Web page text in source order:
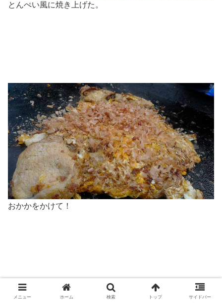
とんぺい風に焼き上げた。
おかかをかけて！
メニュー ホーム 検索 トップ サイドバー